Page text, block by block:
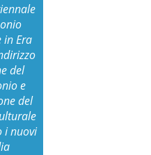
in Era
del
e
del
i nuovi